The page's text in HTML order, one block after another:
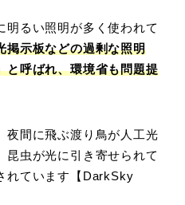
明るい照明が多く使われて
掲示板などの過剰な照明
と呼ばれ、環境省も問題提
夜間に飛ぶ渡り鳥が人工光
昆虫が光に引き寄せられて
れています【DarkSky